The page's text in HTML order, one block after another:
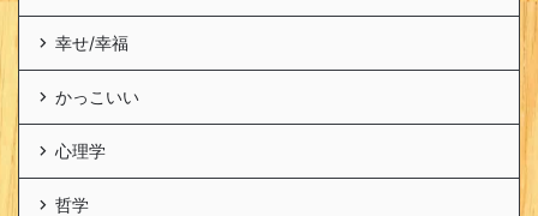
幸せ/幸福
かっこいい
心理学
哲学